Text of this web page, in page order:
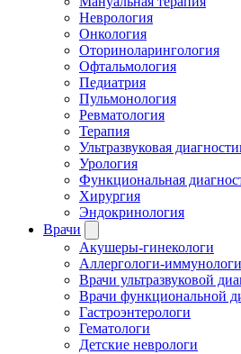
Неврология
Онкология
Оториноларингология
Офтальмология
Педиатрия
Пульмонология
Ревматология
Терапия
Ультразвуковая
Урология
Функциональная
Хирургия
Эндокринология
Врачи
Акушеры-гинекологи
Аллергологи-иммунологи
Врачи ультразвуковой
Врачи функциональной
Гастроэнтерологи
Гематологи
Детские неврологи